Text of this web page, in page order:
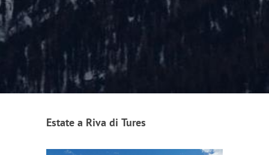
Estate a Riva di Tures